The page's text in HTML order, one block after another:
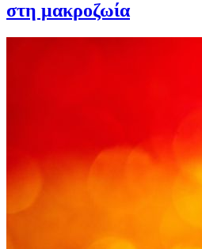
στη μακροζωία